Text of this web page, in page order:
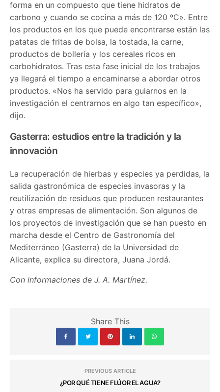
forma en un compuesto que tiene hidratos de
carbono y cuando se cocina a más de 120 ºC». Entre
los productos en los que puede encontrarse están las
patatas de fritas de bolsa, la tostada, la carne,
productos de bollería y los cereales ricos en
carbohidratos. Tras esta fase inicial de los trabajos
ya llegará el tiempo a encaminarse a abordar otros
productos. «Nos ha servido para guiarnos en la
investigación el centrarnos en algo tan específico»,
dijo.
Gasterra: estudios entre la tradición y la
innovación
La recuperación de hierbas y especies ya perdidas, la
salida gastronómica de especies invasoras y la
reutilización de residuos que producen restaurantes
y otras empresas de alimentación. Son algunos de
los proyectos de investigación que se han puesto en
marcha desde el Centro de Gastronomía del
Mediterráneo (Gasterra) de la Universidad de
Alicante, explica su directora, Juana Jordá.
Con informaciones de J. A. Martínez.
Share This
PREVIOUS ARTICLE
¿POR QUÉ TIENE FLÚOR EL AGUA?